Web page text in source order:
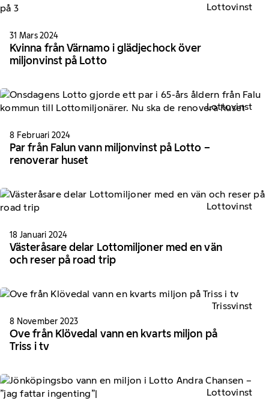
Lottovinst
31 Mars 2024
Kvinna från Värnamo i glädjechock över
miljonvinst på Lotto
Lottovinst
8 Februari 2024
Par från Falun vann miljonvinst på Lotto –
renoverar huset
Lottovinst
18 Januari 2024
Västeråsare delar Lottomiljoner med en vän
och reser på road trip
Trissvinst
8 November 2023
Ove från Klövedal vann en kvarts miljon på
Triss i tv
Lottovinst